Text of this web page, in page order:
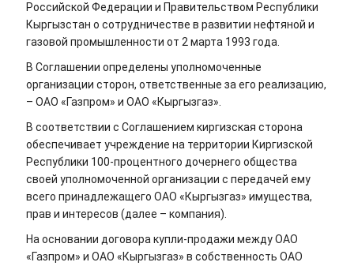
Российской Федерации и Правительством Республики
Кыргызстан о сотрудничестве в развитии нефтяной и
газовой промышленности от 2 марта 1993 года.
В Соглашении определены уполномоченные
организации сторон, ответственные за его реализацию,
– ОАО «Газпром» и ОАО «Кыргызгаз».
В соответствии с Соглашением киргизская сторона
обеспечивает учреждение на территории Киргизской
Республики 100-процентного дочернего общества
своей уполномоченной организации с передачей ему
всего принадлежащего ОАО «Кыргызгаз» имущества,
прав и интересов (далее – компания).
На основании договора купли-продажи между ОАО
«Газпром» и ОАО «Кыргызгаз» в собственность ОАО